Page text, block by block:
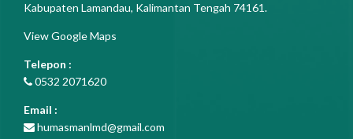
Kabupaten Lamandau, Kalimantan Tengah 74161.
View Google Maps
Telepon :
0532 2071620
Email :
humasmanlmd@gmail.com